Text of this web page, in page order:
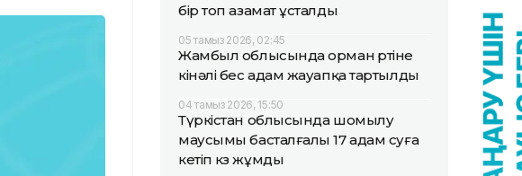
бір топ азамат ұсталды
05 тамыз 2026, 02:45
Жамбыл облысында орман өртіне
кінәлі бес адам жауапқа тартылды
04 тамыз 2026, 15:50
Түркістан облысында шомылу
маусымы басталғалы 17 адам суға
кетіп көз жұмды